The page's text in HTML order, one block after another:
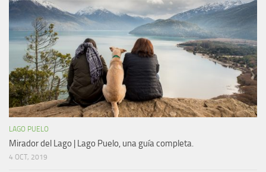
LAGO PUELO
Mirador del Lago | Lago Puelo, una guía completa.
4 OCT, 2019